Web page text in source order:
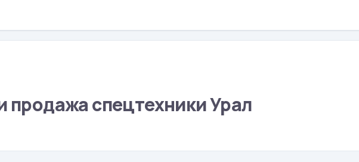
продажа спецтехники Урал